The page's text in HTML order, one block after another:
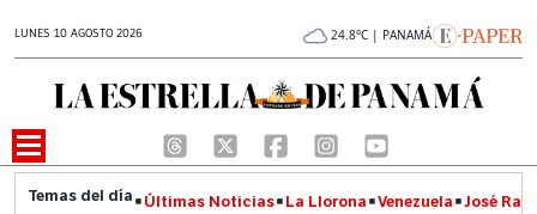
LUNES 10 AGOSTO 2026 24.8°C | PANAMÁ
Últimas Noticias La Llorona Venezuela José